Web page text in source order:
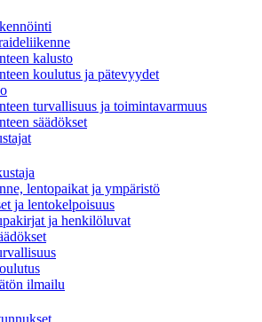
kalusto
koulutus ja pätevyydet
turvallisuus ja toimintavarmuus
säädökset
lentopaikat ja ympäristö
ja lentokelpoisuus
ja henkilöluvat
ilmailu